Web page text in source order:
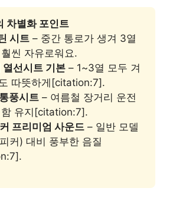
차별화 포인트
시트 – 중간 통로가 생겨 3열
씬 자유로워요.
열선시트 기본 – 1~3열 모두 겨
따뜻하게[citation:7].
풍시트 – 여름철 장거리 운전
유지[citation:7].
프리미엄 사운드 – 일반 모델
커) 대비 풍부한 음질